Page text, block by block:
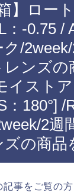
箱】ロー
：-0.75 /
ク/
レンズの
イスト
：180°]
2週
ズの商
記事をご覧の